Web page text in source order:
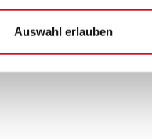
Auswahl erlauben
Musizieren nicht zu kurz